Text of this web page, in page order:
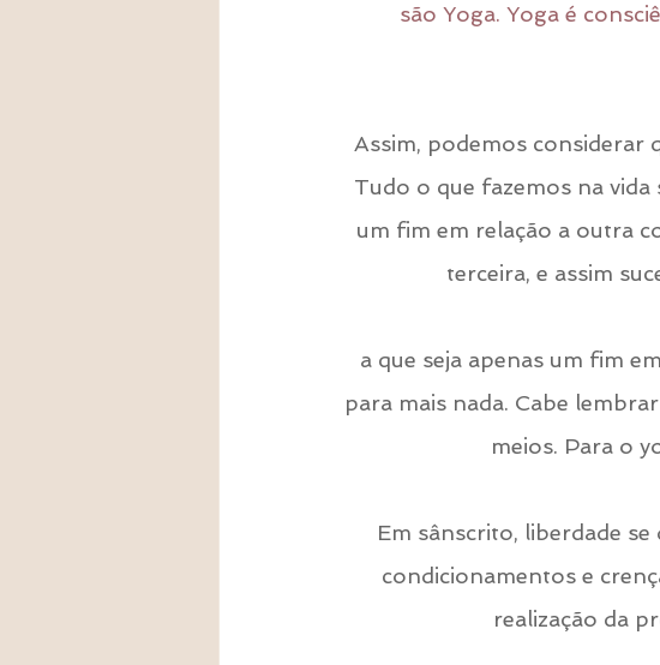
são Yoga. Yoga é
Assim, podemos considerar
Tudo o que fazemos na
um fim em relação a outra
terceira, e assim
a que seja apenas um fim
para mais nada. Cabe
meios. Para o
Em sânscrito, liberdade se
condicionamentos e
realização da